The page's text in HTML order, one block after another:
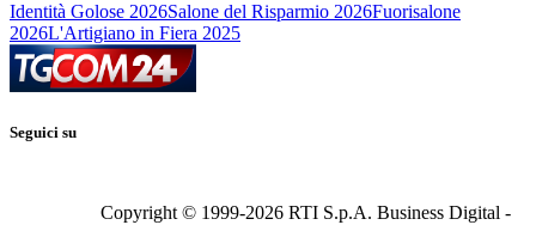
Identità Golose 2026Salone del Risparmio 2026Fuorisalone
2026L'Artigiano in Fiera 2025
Seguici su
Copyright © 1999-2026 RTI S.p.A. Business Digital -